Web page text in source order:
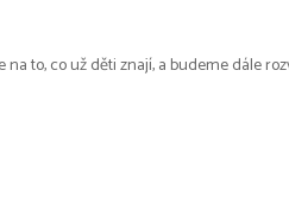
to, co už děti znají, a budeme dále